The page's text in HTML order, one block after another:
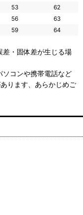
53
62
56
63
59 64
・固体差が生じる場
コンや携帯電話など
ります、あらかじめご